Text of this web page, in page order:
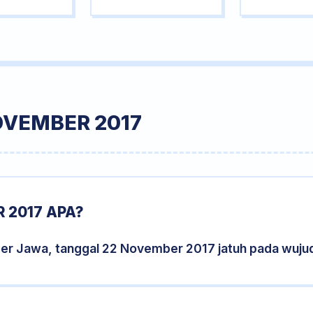
2017
2017 APA?
Jawa, tanggal 22 November 2017 jatuh pada